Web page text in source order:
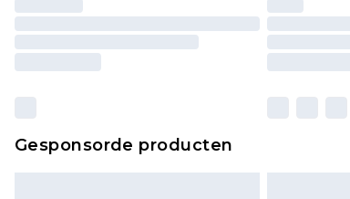
Gesponsorde producten